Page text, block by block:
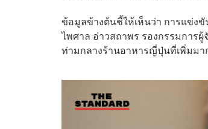
ข้อมูลข้างต้นชี้ให้เห็นว่า การแข่งขั
ไพศาล อ่าวสถาพร รองกรรมการ
ท่ามกลางร้านอาหารญี่ปุ่นที่เพิ่มมา